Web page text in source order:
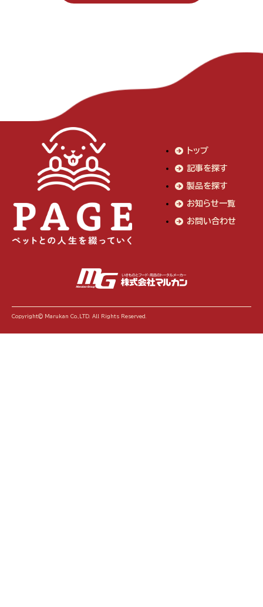
トップ
記事を探す
製品を探す
お知らせ一覧
お問い合わせ
Copyright© Marukan Co.,LTD. All Rights Reserved.